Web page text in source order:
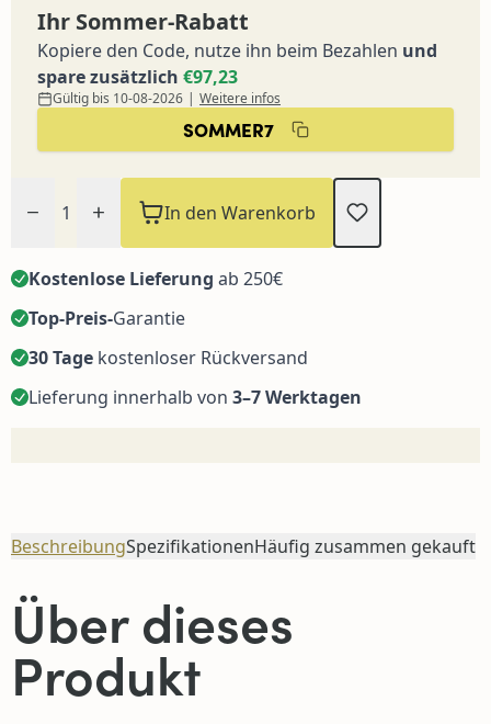
SOMMER7
Ihr Sommer-Rabatt
Kopiere den Code, nutze ihn beim Bezahlen und
spare zusätzlich €97,23
Gültig bis 10-08-2026 | Weitere infos
In den Warenkorb
Kostenlose Lieferung ab 250€
Top-Preis-Garantie
30 Tage kostenloser Rückversand
Lieferung innerhalb von 3–7 Werktagen
BeschreibungSpezifikationenHäufig zusammen gekauft
Über dieses
Produkt